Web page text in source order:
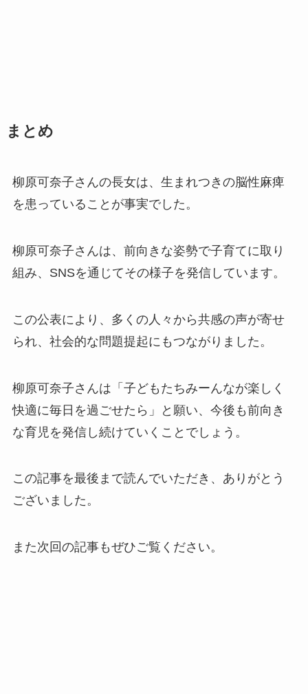
まとめ
柳原可奈子さんの長女は、生まれつきの脳性麻痺
を患っていることが事実でした。
柳原可奈子さんは、前向きな姿勢で子育てに取り
組み、SNSを通じてその様子を発信しています。
この公表により、多くの人々から共感の声が寄せ
られ、社会的な問題提起にもつながりました。
柳原可奈子さんは「子どもたちみーんなが楽しく
快適に毎日を過ごせたら」と願い、今後も前向き
な育児を発信し続けていくことでしょう。
この記事を最後まで読んでいただき、ありがとう
ございました。
また次回の記事もぜひご覧ください。